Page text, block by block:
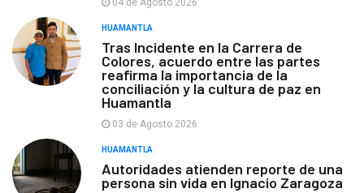
04 de Agosto 2026
HUAMANTLA
Tras Incidente en la Carrera de
Colores, acuerdo entre las partes
reafirma la importancia de la
conciliación y la cultura de paz en
Huamantla
03 de Agosto 2026
HUAMANTLA
Autoridades atienden reporte de una
persona sin vida en Ignacio Zaragoza